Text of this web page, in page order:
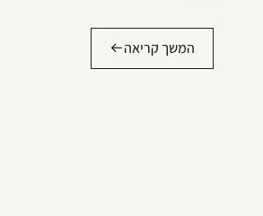
המשך קריאה